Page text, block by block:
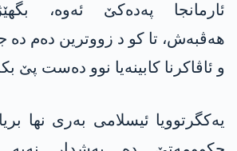
ئارمانجا په‌ده‌كێ ئەوە،
هەڤبەش، تا کو د زووترین دەم دە
و ئاڤاکرنا کابینەیا نوو دەست پێ
یەکگرتوویا ئیسلامی بەری نها